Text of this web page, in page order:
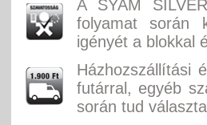
A SYAM
folyamat során
igényét a blokkal
Házhozszállítási
futárral, egyéb
során tud